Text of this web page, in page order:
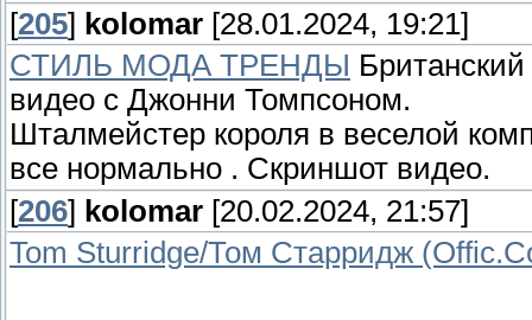
[205] kolomar [28.01.2024, 19:21]
СТИЛЬ МОДА ТРЕНДЫ
видео с Джонни Томпсоном.
Шталмейстер короля в веселой
все нормально . Скриншот видео.
[206] kolomar [20.02.2024, 21:57]
Tom Sturridge/Том Старридж